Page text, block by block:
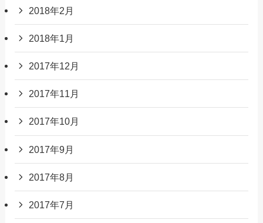
2018年2月
2018年1月
2017年12月
2017年11月
2017年10月
2017年9月
2017年8月
2017年7月